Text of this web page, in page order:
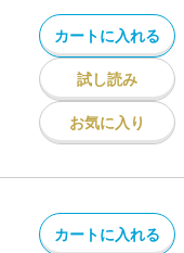
カートに入れる
試し読み
お気に入り
カートに入れる